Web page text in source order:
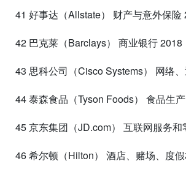
41 好事达（Allstate） 财产与意外保险
42 巴克莱（Barclays） 商业银行 2018
43 思科公司（Cisco Systems） 网络
44 泰森食品（Tyson Foods） 食品生
45 京东集团（JD.com） 互联网服务和
46 希尔顿（Hilton） 酒店、赌场、度